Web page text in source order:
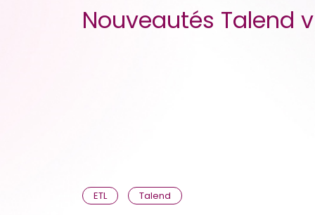
Nouveautés Talend
ETL Talend